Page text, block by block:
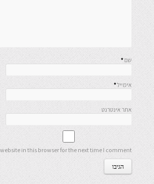
שם *
אימייל*
אתר אינטרנט
in this browser for the next time I comment.